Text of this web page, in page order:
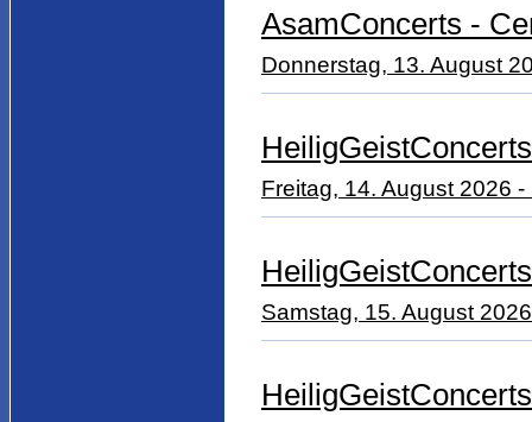
AsamConcerts -
Donnerstag, 13. August
Freitag, 14. August 2026
Samstag, 15. August